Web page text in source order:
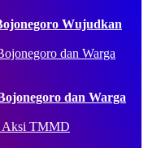
Wujudkan
dan Warga